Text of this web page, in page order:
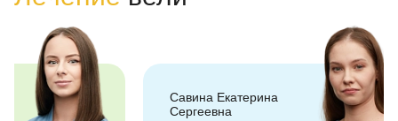
Савина Екатерина
Сергеевна